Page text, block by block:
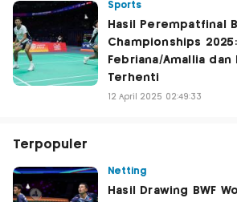
Sports
Hasil Perempatfinal
Championships
Febriana/Amallia dan
Terhenti
12 April 2025 02:49:33
Terpopuler
Netting
Hasil Drawing BWF